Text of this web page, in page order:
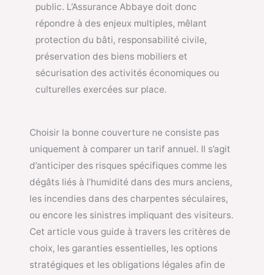
public. L’Assurance Abbaye doit donc
répondre à des enjeux multiples, mêlant
protection du bâti, responsabilité civile,
préservation des biens mobiliers et
sécurisation des activités économiques ou
culturelles exercées sur place.
Choisir la bonne couverture ne consiste pas
uniquement à comparer un tarif annuel. Il s’agit
d’anticiper des risques spécifiques comme les
dégâts liés à l’humidité dans des murs anciens,
les incendies dans des charpentes séculaires,
ou encore les sinistres impliquant des visiteurs.
Cet article vous guide à travers les critères de
choix, les garanties essentielles, les options
stratégiques et les obligations légales afin de